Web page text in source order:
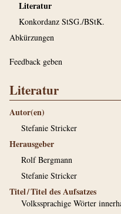
Literatur
Konkordanz StSG./BStK.
Abkürzungen
Feedback geben
Literatur
Autor(en)
Stefanie Stricker
Herausgeber
Rolf Bergmann
Stefanie Stricker
Titel / Titel des Aufsatzes
Volkssprachige Wörter